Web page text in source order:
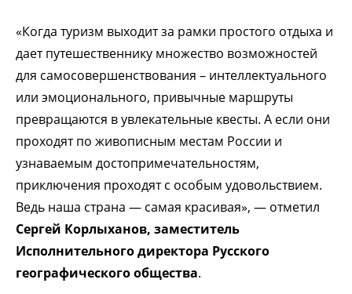
«Когда туризм выходит за рамки простого отдыха и
дает путешественнику множество возможностей
для самосовершенствования – интеллектуального
или эмоционального, привычные маршруты
превращаются в увлекательные квесты. А если они
проходят по живописным местам России и
узнаваемым достопримечательностям,
приключения проходят с особым удовольствием.
Ведь наша страна — самая красивая», — отметил
Сергей Корлыханов, заместитель
Исполнительного директора Русского
географического общества.